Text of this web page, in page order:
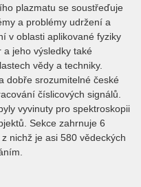
plazmatu se soustřeďuje
a problémy udržení a
v oblasti aplikované fyziky
a jeho výsledky také
vědy a techniky.
dobře srozumitelné české
číslicových signálů.
vyvinuty pro spektroskopii
Sekce zahrnuje 6
nichž je asi 580 vědeckých